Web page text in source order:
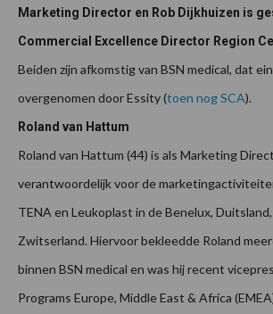
Marketing Director en Rob Dijkhuizen is
Commercial Excellence Director Region
Beiden zijn afkomstig van BSN medical, dat
overgenomen door Essity (toen nog SCA).
Roland van Hattum
Roland van Hattum (44) is als Marketing
verantwoordelijk voor de
TENA en Leukoplast in de Benelux,
Zwitserland. Hiervoor bekleedde Roland
binnen BSN medical en was hij recent
Programs Europe, Middle East & Africa